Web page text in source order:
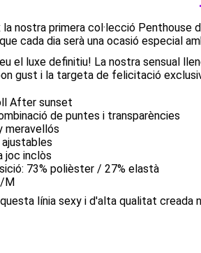
la nostra primera col·lecció
cada dia serà una ocasió especial
el luxe definitiu! La nostra sensual
gust i la targeta de felicitació
After sunset
de puntes i transparències
meravellós
joc inclòs
73% polièster / 27% elastà
M
línia sexy i d'alta qualitat creada